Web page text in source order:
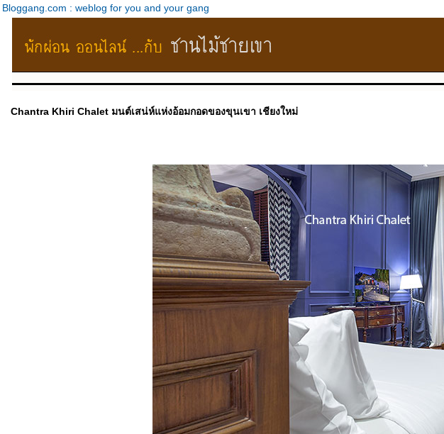
Bloggang.com : weblog for you and your gang
Chantra Khiri Chalet มนต์เสน่ห์แห่งอ้อมกอดของขุนเขา เชียงใหม่